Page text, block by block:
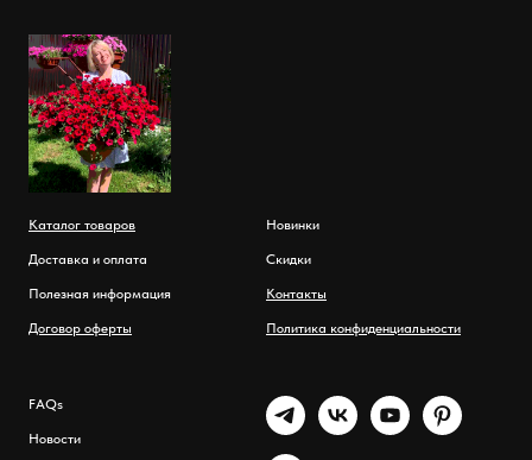
Каталог товаров
Доставка и оплата
Полезная информация
Договор оферты
Новинки
Скидки
Контакты
Политика конфиденциальности
FAQs
Новости